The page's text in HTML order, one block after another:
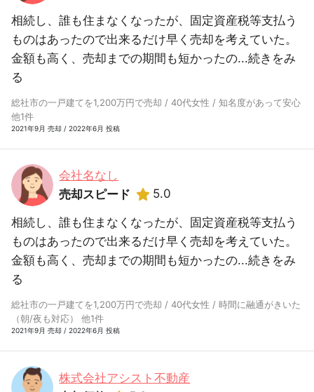
相続し、誰も住まなくなったが、固定資産税等支払う
ものはあったので出来るだけ早く売却を考えていた。
金額も高く、売却までの期間も短かったの...続きをみ
る
総社市の一戸建てを1,200万円で売却 / 40代女性 / 知名度があって安心
他1件
2021年9月 売却 / 2022年6月 投稿
会社名なし
売却スピード
5.0
相続し、誰も住まなくなったが、固定資産税等支払う
ものはあったので出来るだけ早く売却を考えていた。
金額も高く、売却までの期間も短かったの...続きをみ
る
総社市の一戸建てを1,200万円で売却 / 40代女性 / 時間に融通がきいた
（朝/夜も対応） 他1件
2021年9月 売却 / 2022年6月 投稿
株式会社アシスト不動産